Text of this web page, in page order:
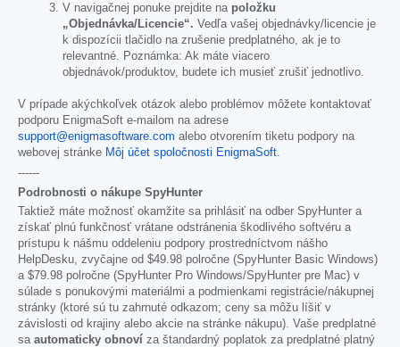
V navigačnej ponuke prejdite na položku
„Objednávka/Licencie“. Vedľa vašej objednávky/licencie je
k dispozícii tlačidlo na zrušenie predplatného, ak je to
relevantné. Poznámka: Ak máte viacero
objednávok/produktov, budete ich musieť zrušiť jednotlivo.
V prípade akýchkoľvek otázok alebo problémov môžete kontaktovať
podporu EnigmaSoft e-mailom na adrese
support@enigmasoftware.com alebo otvorením tiketu podpory na
webovej stránke Môj účet spoločnosti EnigmaSoft
------
Podrobnosti o nákupe SpyHunter
Taktiež máte možnosť okamžite sa prihlásiť na odber SpyHunter a
získať plnú funkčnosť vrátane odstránenia škodlivého softvéru a
prístupu k nášmu oddeleniu podpory prostredníctvom nášho
HelpDesku, zvyčajne od $49.98 polročne (SpyHunter Basic Windows)
a $79.98 polročne (SpyHunter Pro Windows/SpyHunter pre Mac) v
súlade s ponukovými materiálmi a podmienkami registrácie/nákupnej
stránky (ktoré sú tu zahrnuté odkazom; ceny sa môžu líšiť v
závislosti od krajiny alebo akcie na stránke nákupu). Vaše predplatné
sa automaticky obnoví za štandardný poplatok za predplatné platný